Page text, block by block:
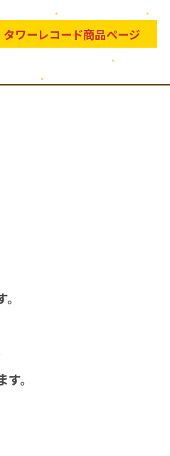
タワーレコード商品ページ
。